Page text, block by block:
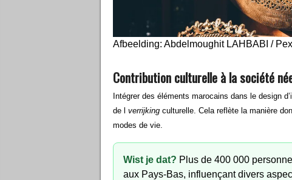
Afbeelding: Abdelmoughit LAHBABI /
Contribution culturelle à la société
Intégrer des éléments marocains dans le design
de l verrijking culturelle. Cela reflète la manière
modes de vie.
Wist je dat? Plus de 400 000
aux Pays-Bas, influençant divers